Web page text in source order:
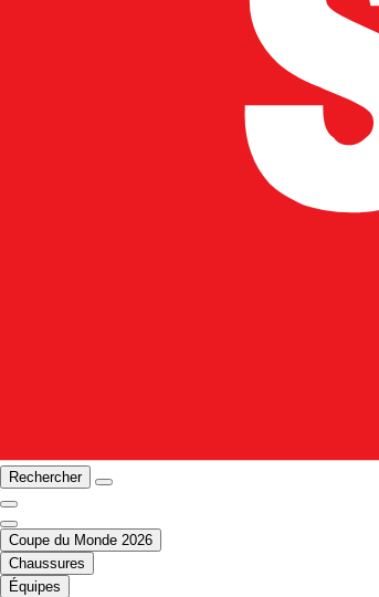
Rechercher
Coupe du Monde 2026
Chaussures
Équipes